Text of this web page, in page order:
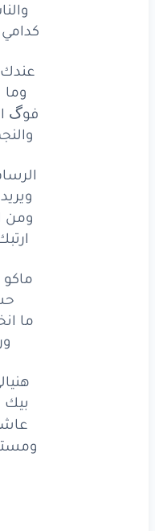
وما
كدامي
عندك
فوك
ويريد
ومن
ماكو
وما
فوگ
ومن
ما
بيك